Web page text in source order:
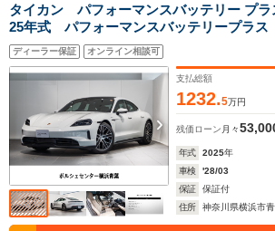
タイカン パフォーマンスバッテリー プ
25年式 パフォーマンスバッテリープラ
ロノPKG 固定式パノラマルーフ HDマト
LED BOSE ソフトクローズドア 20イン
Turbo Aero ホイール
ディーラー保証 オンライン相談可
支払総額
1232.5万円
残価ローン 月々
年式 2025年
車検
'28/03
保証
保証付
住所
神奈川県横浜市